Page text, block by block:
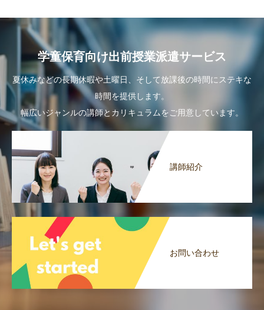
学童保育向け出前授業派遣サービス
夏休みなどの長期休暇や土曜日、そして放課後の時間にステキな
時間を提供します。
幅広いジャンルの講師とカリキュラムをご用意しています。
講師紹介
お問い合わせ